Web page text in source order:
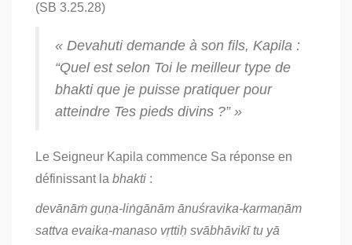
(SB 3.25.28)
« Devahuti demande à son fils, Kapila :
“Quel est selon Toi le meilleur type de
bhaktique je puisse pratiquer pour
atteindre Tes pieds divins ?” »
Le Seigneur Kapila commence Sa réponse en
définissant la bhakti :
devānāṁ guṇa-liṅgānām ānuśravika-karmaṇām
sattva evaika-manaso vṛttiḥ svābhāvikī tu yā